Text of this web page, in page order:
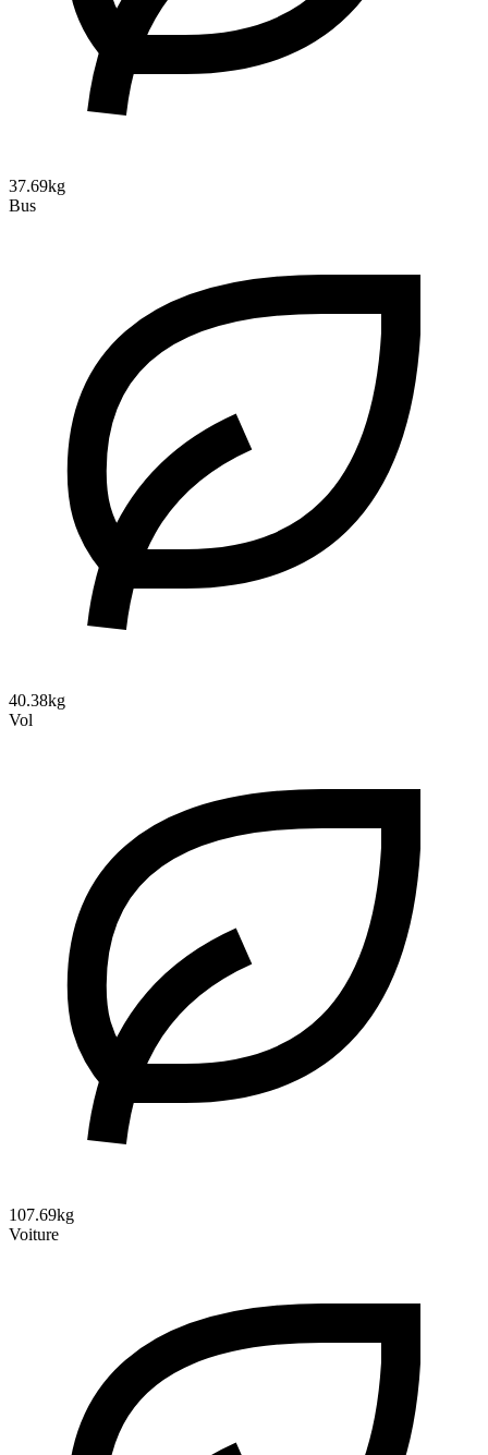
37.69kg
Bus
40.38kg
Vol
107.69kg
Voiture